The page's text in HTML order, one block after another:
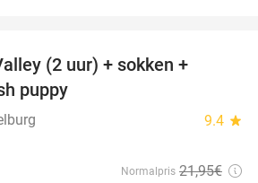
(2 uur) + sokken +
puppy
9.4 star
Normalpris 21,95€